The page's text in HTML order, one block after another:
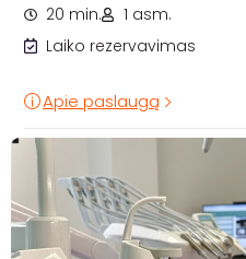
20 min.
1 asm.
Laiko rezervavimas
Apie paslaugą